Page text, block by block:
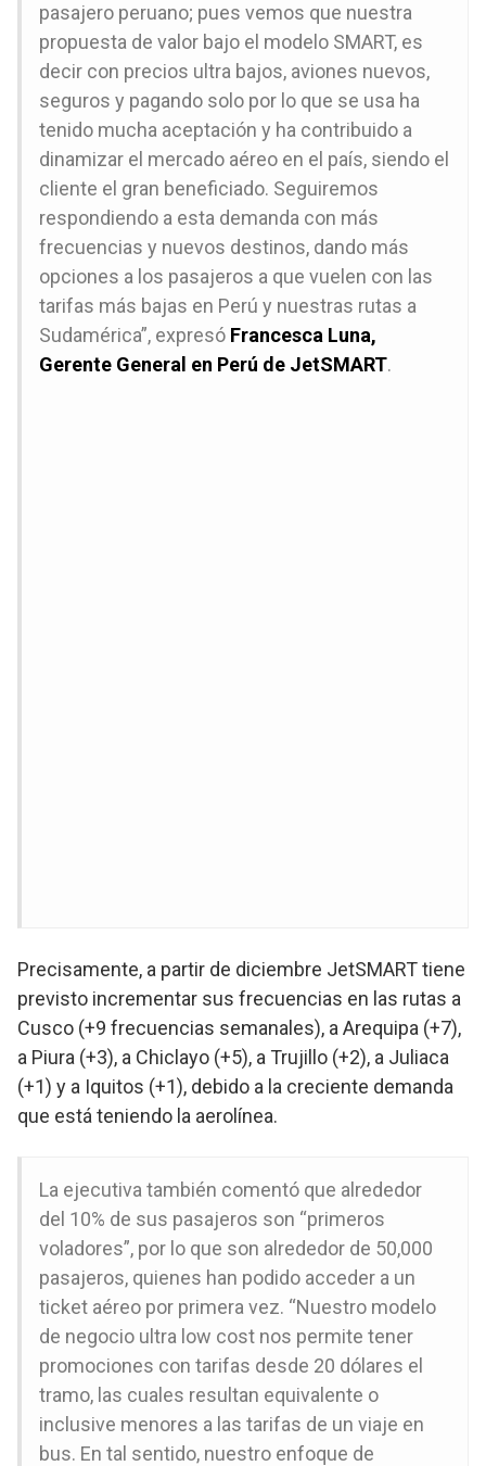
pasajero peruano; pues vemos que nuestra
propuesta de valor bajo el modelo SMART, es
decir con precios ultra bajos, aviones nuevos,
seguros y pagando solo por lo que se usa ha
tenido mucha aceptación y ha contribuido a
dinamizar el mercado aéreo en el país, siendo el
cliente el gran beneficiado. Seguiremos
respondiendo a esta demanda con más
frecuencias y nuevos destinos, dando más
opciones a los pasajeros a que vuelen con las
tarifas más bajas en Perú y nuestras rutas a
Sudamérica”, expresó Francesca Luna,
Gerente General en Perú de JetSMART.
Precisamente, a partir de diciembre JetSMART tiene
previsto incrementar sus frecuencias en las rutas a
Cusco (+9 frecuencias semanales), a Arequipa (+7),
a Piura (+3), a Chiclayo (+5), a Trujillo (+2), a Juliaca
(+1) y a Iquitos (+1), debido a la creciente demanda
que está teniendo la aerolínea.
La ejecutiva también comentó que alrededor
del 10% de sus pasajeros son “primeros
voladores”, por lo que son alrededor de 50,000
pasajeros, quienes han podido acceder a un
ticket aéreo por primera vez. “Nuestro modelo
de negocio ultra low cost nos permite tener
promociones con tarifas desde 20 dólares el
tramo, las cuales resultan equivalente o
inclusive menores a las tarifas de un viaje en
bus. En tal sentido, nuestro enfoque de